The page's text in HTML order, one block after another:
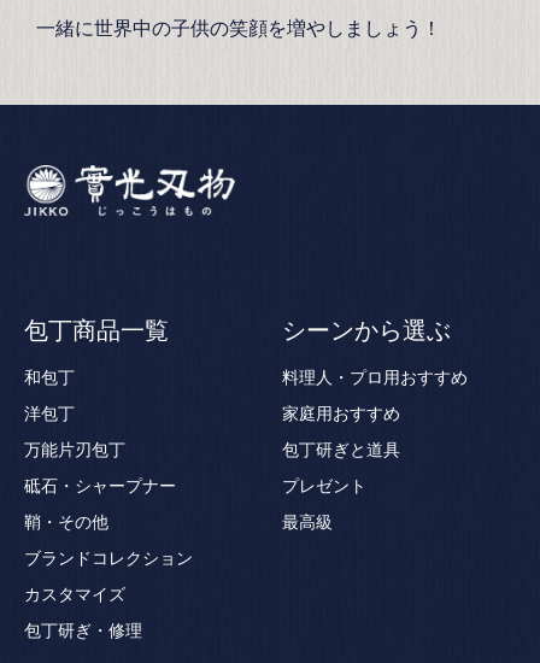
一緒に世界中の子供の笑顔を増やしましょう！
包丁商品一覧
和包丁
洋包丁
万能片刃包丁
砥石・シャープナー
鞘・その他
ブランドコレクション
カスタマイズ
包丁研ぎ・修理
シーンから選ぶ
料理人・プロ用おすすめ
家庭用おすすめ
包丁研ぎと道具
プレゼント
最高級